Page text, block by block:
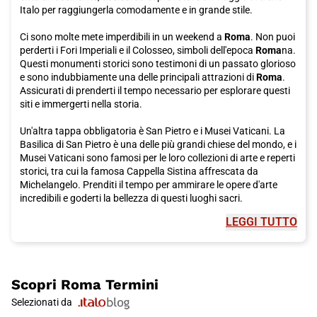
campana.
Italo per raggiungerla comodamente e in grande stile.
Ci sono molte mete imperdibili in un weekend a Roma. Non puoi
perderti i Fori Imperiali e il Colosseo, simboli dell'epoca Romana.
Questi monumenti storici sono testimoni di un passato glorioso
e sono indubbiamente una delle principali attrazioni diRoma.
Assicurati di prenderti il tempo necessario per esplorare questi
siti e immergerti nella storia.
Un'altra tappa obbligatoria è San Pietro e i Musei Vaticani. La
Basilica di San Pietro è una delle più grandi chiese del mondo, e i
Musei Vaticani sono famosi per le loro collezioni di arte e reperti
storici, tra cui la famosa Cappella Sistina affrescata da
Michelangelo. Prenditi il tempo per ammirare le opere d'arte
incredibili e goderti la bellezza di questi luoghi sacri.
Il Pantheon è un altro sito imperdibile. Questo antico tempio
Per un po' di fortuna, assicurati di visitare la Fontana di Trevi,
che è stata restaurata grazie agli investimenti della storica
LEGGI TUTTO
Scopri Roma Termini
Selezionati da